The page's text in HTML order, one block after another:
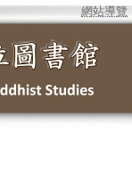
網站導覽